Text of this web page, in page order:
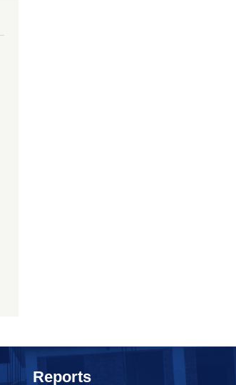
Reports